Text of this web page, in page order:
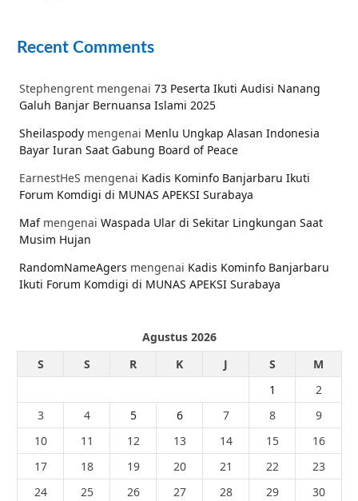
Recent Comments
Stephengrent mengenai 73 Peserta Ikuti Audisi Nanang
Galuh Banjar Bernuansa Islami 2025
Sheilaspody mengenai Menlu Ungkap Alasan Indonesia
Bayar Iuran Saat Gabung Board of Peace
EarnestHeS mengenai Kadis Kominfo Banjarbaru Ikuti
Forum Komdigi di MUNAS APEKSI Surabaya
Mafmengenai Waspada Ular di Sekitar Lingkungan Saat
Musim Hujan
RandomNameAgers mengenai Kadis Kominfo Banjarbaru
Ikuti Forum Komdigi di MUNAS APEKSI Surabaya
Agustus 2026
S
S R K J S
M
1
2
3
4 5 6 7 8
9
10
11 12 13 14 15
16
17
18 19 20 21 22
23
24
25 26 27 28 29 30